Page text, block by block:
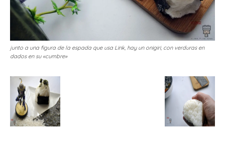
junto a una figura de la espada que usa Link, hay un onigiri, con verduras en
dados en su «cumbre»